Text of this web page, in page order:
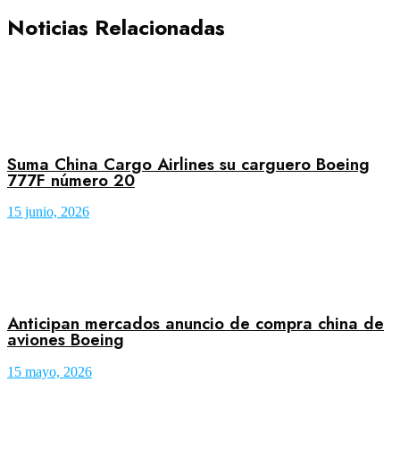
Noticias Relacionadas
Suma China Cargo Airlines su carguero Boeing
777F número 20
15 junio, 2026
Anticipan mercados anuncio de compra china de
aviones Boeing
15 mayo, 2026